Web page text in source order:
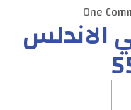
One
الاندلس